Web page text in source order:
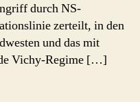
durch NS-
zerteilt, in den
und das mit
Vichy-Regime […]